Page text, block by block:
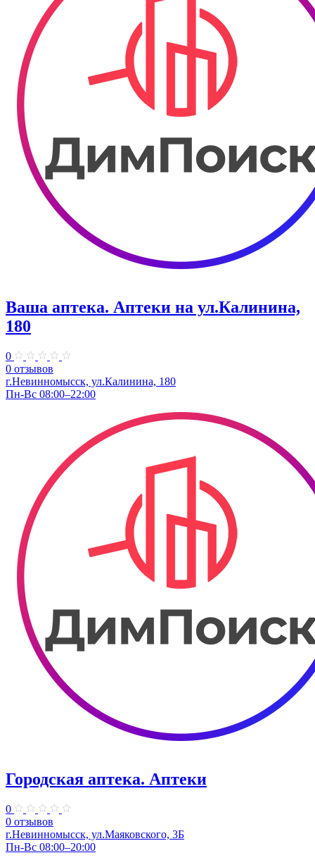
Ваша аптека. Аптеки на ул.Калинина,
180
0
0 отзывов
г.Невинномысск, ул.Калинина, 180
Пн-Вс 08:00–22:00
Городская аптека. Аптеки
0
0 отзывов
г.Невинномысск, ул.Маяковского, 3Б
Пн-Вс 08:00–20:00